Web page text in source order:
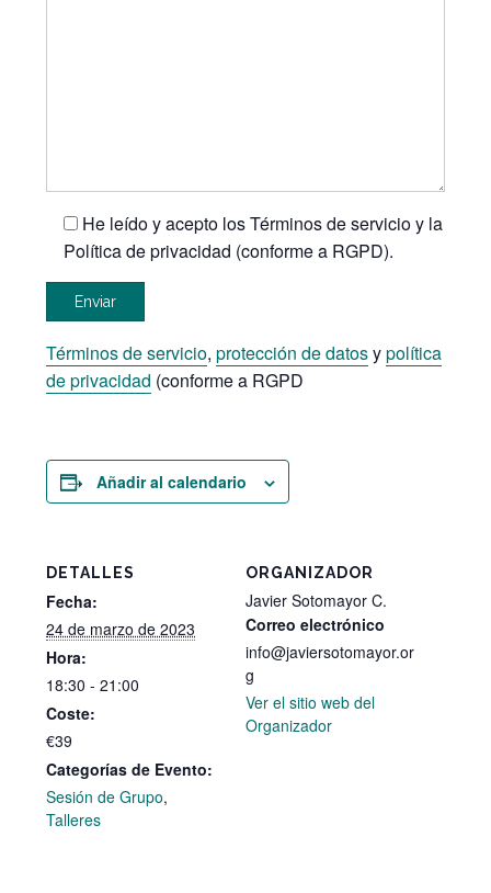
He leído y acepto los Términos de servicio y la
Política de privacidad (conforme a RGPD).
Términos de servicio, protección de datosypolítica
de privacidad (conforme a RGPD
Añadir al calendario
DETALLES
Fecha:
24 de marzo de 2023
Hora:
18:30 - 21:00
Coste:
€39
Categorías de Evento:
Sesión de Grupo,
Talleres
ORGANIZADOR
Javier Sotomayor C.
Correo electrónico
info@javiersotomayor.or
g
Ver el sitio web del
Organizador